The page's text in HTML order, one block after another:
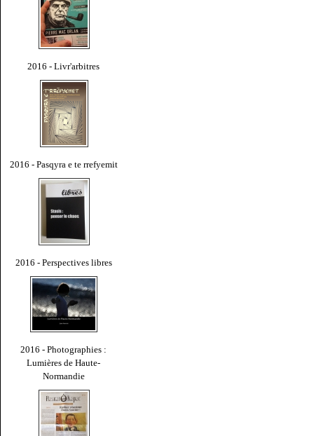
2016 - Livr'arbitres
2016 - Pasqyra e te rrefyemit
2016 - Perspectives libres
2016 - Photographies :
Lumières de Haute-
Normandie